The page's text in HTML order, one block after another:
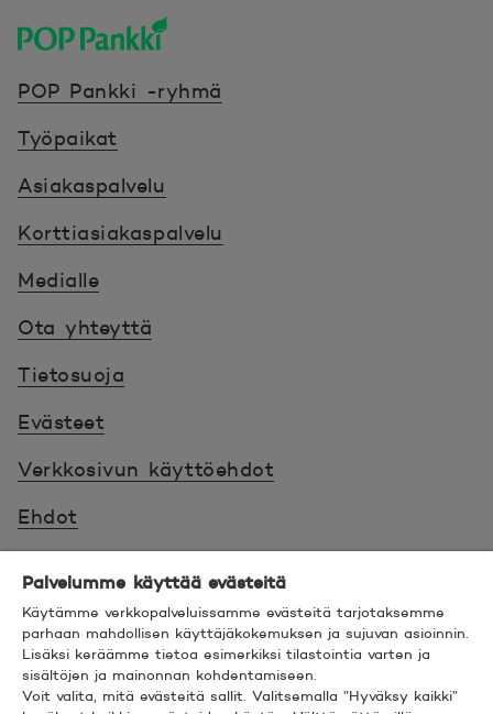
POP Pankki -ryhmä
Työpaikat
Asiakaspalvelu
Korttiasiakaspalvelu
Medialle
Ota yhteyttä
Tietosuoja
Evästeet
Verkkosivun käyttöehdot
Ehdot
Saavutettavuus
Hyödyllistä tietää
Palvelumme käyttää evästeitä
Käytämme verkkopalveluissamme evästeitä tarjotaksemme
parhaan mahdollisen käyttäjäkokemuksen ja sujuvan asioinnin.
Lisäksi keräämme tietoa esimerkiksi tilastointia varten ja
sisältöjen ja mainonnan kohdentamiseen.
Voit valita, mitä evästeitä sallit. Valitsemalla ”Hyväksy kaikki”